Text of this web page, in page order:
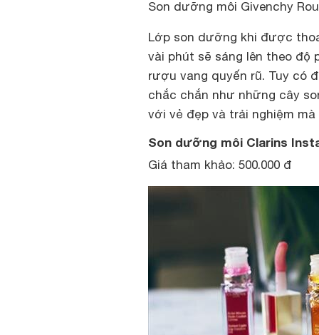
Son dưỡng môi Givenchy
Lớp son dưỡng khi được
vài phút sẽ sáng lên theo độ
rượu vang quyến rũ. Tuy có
chắc chắn như những cây
với vẻ đẹp và trải nghiệm mà
Son dưỡng môi Clarins
Giá tham khảo: 500.000 đ